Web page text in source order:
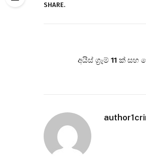
SHARE.
අයිස් ග්‍රෑම් 11 ක් සහ